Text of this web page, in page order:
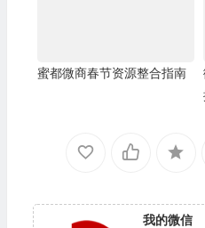
蜜都微商春节资源整合指南
我的微信